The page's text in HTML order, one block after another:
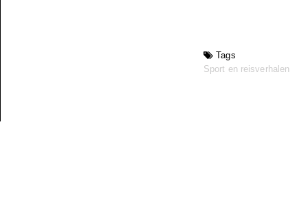
Tags
Sport en reisverhalen